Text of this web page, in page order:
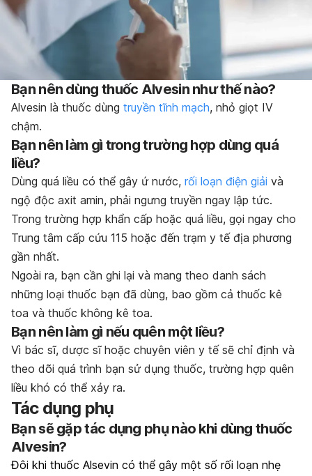
Bạn nên dùng thuốc Alvesin như thế nào?
Alvesin là thuốc dùng truyền tĩnh mạch, nhỏ giọt IV
chậm.
Bạn nên làm gì trong trường hợp dùng quá
liều?
Dùng quá liều có thể gây ứ nước, rối loạn điện giải và
ngộ độc axit amin, phải ngưng truyền ngay lập tức.
Trong trường hợp khẩn cấp hoặc quá liều, gọi ngay cho
Trung tâm cấp cứu 115 hoặc đến trạm y tế địa phương
gần nhất.
Ngoài ra, bạn cần ghi lại và mang theo danh sách
những loại thuốc bạn đã dùng, bao gồm cả thuốc kê
toa và thuốc không kê toa.
Bạn nên làm gì nếu quên một liều?
Vì bác sĩ, dược sĩ hoặc chuyên viên y tế sẽ chỉ định và
theo dõi quá trình bạn sử dụng thuốc, trường hợp quên
liều khó có thể xảy ra.
Tác dụng phụ
Bạn sẽ gặp tác dụng phụ nào khi dùng thuốc
Alvesin?
Đôi khi thuốc Alsevin có thể gây một số rối loạn nhẹ